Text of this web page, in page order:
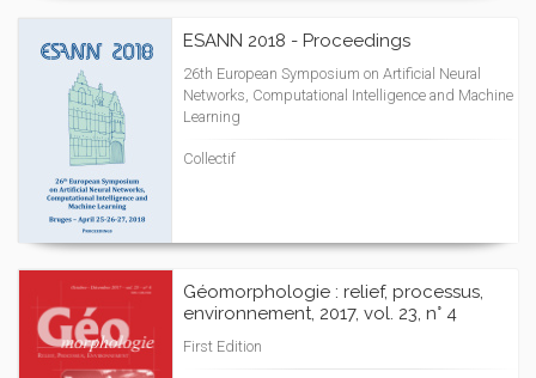
ESANN 2018 - Proceedings
26th European Symposium on Artificial Neural
Networks, Computational Intelligence and Machine
Learning
Collectif
Géomorphologie : relief, processus,
environnement, 2017, vol. 23, n° 4
First Edition